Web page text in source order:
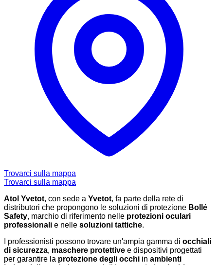
Trovarci sulla mappa
Trovarci sulla mappa
Atol Yvetot, con sede a Yvetot, fa parte della rete di
distributori che propongono le soluzioni di protezione Bollé
Safety, marchio di riferimento nelle protezioni oculari
professionali e nelle soluzioni tattiche.
I professionisti possono trovare un'ampia gamma di occhiali
di sicurezza, maschere protettive e dispositivi progettati
per garantire la protezione degli occhi in ambienti